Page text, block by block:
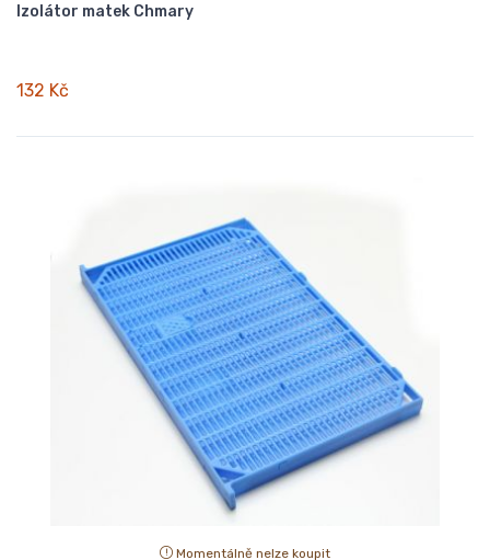
Izolátor matek Chmary
132 Kč
Momentálně nelze koupit